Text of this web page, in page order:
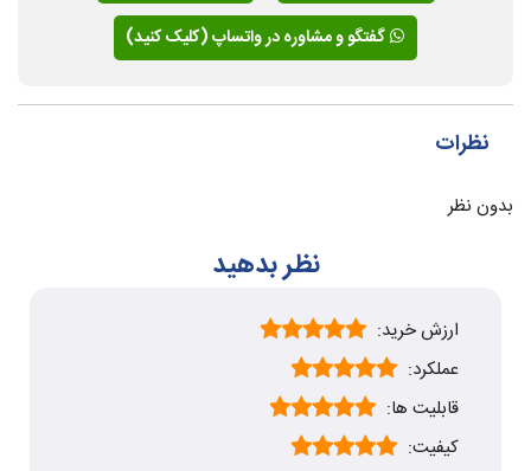
گفتگو و مشاوره در واتساپ (کلیک کنید)
نظرات
بدون نظر
نظر بدهید
ارزش خرید:
عملکرد:
قابلیت ها:
کیفیت: